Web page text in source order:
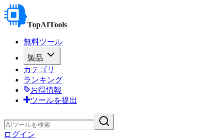
TopAITools
無料ツール
製品
カテゴリ
ランキング
お得情報
ツールを提出
ログイン